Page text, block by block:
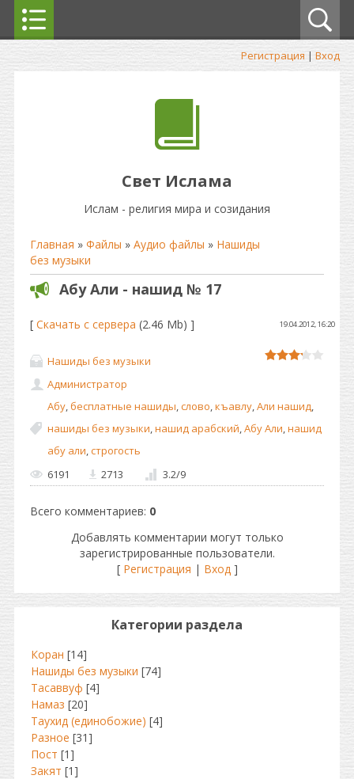
Регистрация | Вход
Свет Ислама
Ислам - религия мира и созидания
Главная » Файлы » Аудио файлы » Нашиды
без музыки
Абу Али - нашид № 17
[ Скачать с сервера (2.46 Mb) ] 19.04.2012, 16:20
Нашиды без музыки
Администратор
Абу,бесплатные нашиды,слово,къавлу,Али нашид,
нашиды без музыки,нашид арабский,Абу Али,нашид
абу али,строгость
6191
2713 3.2/9
Всего комментариев: 0
Добавлять комментарии могут только
зарегистрированные пользователи.
[ Регистрация | Вход]
Категории раздела
Коран [14]
Нашиды без музыки [74]
Тасаввуф [4]
Намаз [20]
Таухид (единобожие) [4]
Разное [31]
Пост [1]
Закят [1]